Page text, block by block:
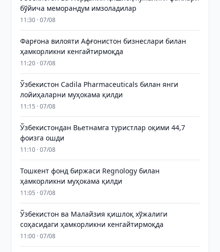
бўйича меморандум имзоладилар
11:30 · 07/08
Фарғона вилояти Афғонистон бизнеслари билан
ҳамкорликни кенгайтирмоқда
11:20 · 07/08
Ўзбекистон Cadila Pharmaceuticals билан янги
лойиҳаларни муҳокама қилди
11:15 · 07/08
Ўзбекистондан Вьетнамга туристлар оқими 44,7
фоизга ошди
11:10 · 07/08
Тошкент фонд биржаси Regnology билан
ҳамкорликни муҳокама қилди
11:05 · 07/08
Ўзбекистон ва Малайзия қишлоқ хўжалиги
соҳасидаги ҳамкорликни кенгайтирмоқда
11:00 · 07/08